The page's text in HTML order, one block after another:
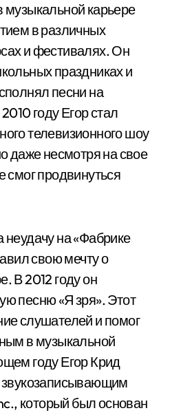
карьере
в различных
и фестивалях. Он
праздниках и
песни на
году Егор стал
телевизионного шоу
даже несмотря на свое
смог продвинуться
на «Фабрике
свою мечту о
В 2012 году он
песню «Я зря». Этот
слушателей и помог
в музыкальной
году Егор Крид
звукозаписывающим
который был основан